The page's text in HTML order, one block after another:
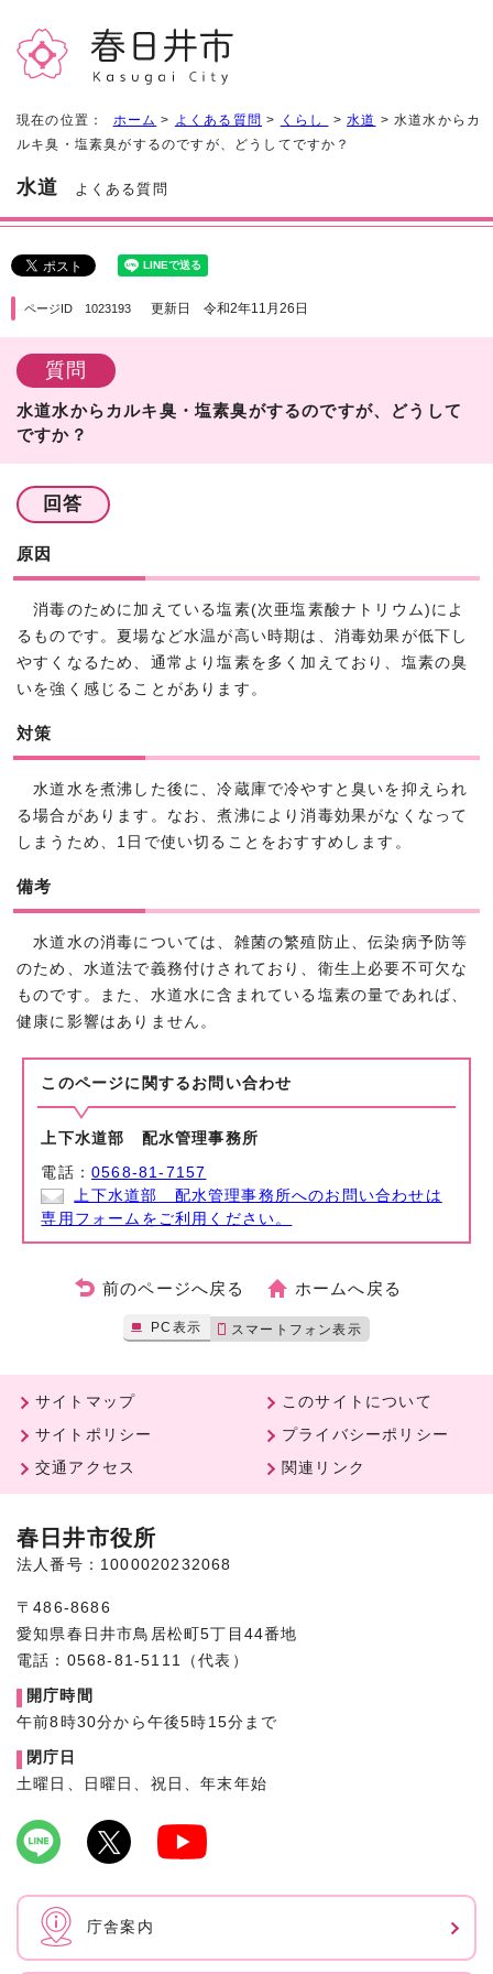
現在の位置： ホーム > よくある質問 > くらし >水道 > 水道水からカ
ルキ臭・塩素臭がするのですが、どうしてですか？
水道 よくある質問
ページID 1023193 更新日 令和2年11月26日
質問
水道水からカルキ臭・塩素臭がするのですが、どうして
ですか？
回答
原因
消毒のために加えている塩素(次亜塩素酸ナトリウム)によ
るものです。夏場など水温が高い時期は、消毒効果が低下し
やすくなるため、通常より塩素を多く加えており、塩素の臭
いを強く感じることがあります。
対策
水道水を煮沸した後に、冷蔵庫で冷やすと臭いを抑えられ
る場合があります。なお、煮沸により消毒効果がなくなって
しまうため、1日で使い切ることをおすすめします。
備考
水道水の消毒については、雑菌の繁殖防止、伝染病予防等
のため、水道法で義務付けされており、衛生上必要不可欠な
ものです。また、水道水に含まれている塩素の量であれば、
健康に影響はありません。
このページに関する お問い合わせ
上下水道部 配水管理事務所
電話：0568-81-7157
上下水道部 配水管理事務所へのお問い合わせは
専用フォームをご利用ください。
前のページへ戻る ホームへ戻る
PC表示 スマートフォン表示
サイトマップ
このサイトについて
サイトポリシー
プライバシーポリシー
交通アクセス
関連リンク
春日井市役所
法人番号：1000020232068
〒486-8686
愛知県春日井市鳥居松町5丁目44番地
電話：0568-81-5111（代表）
開庁時間
午前8時30分から午後5時15分まで
閉庁日
土曜日、日曜日、祝日、年末年始
庁舎案内